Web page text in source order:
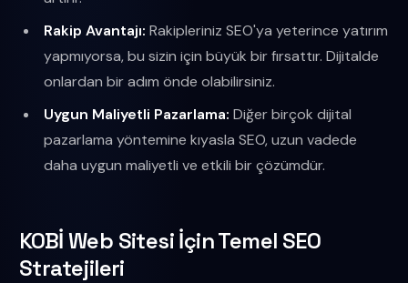
Rakip Avantajı: Rakipleriniz SEO'ya yeterince yatırım
yapmıyorsa, bu sizin için büyük bir fırsattır. Dijitalde
onlardan bir adım önde olabilirsiniz.
Uygun Maliyetli Pazarlama: Diğer birçok dijital
pazarlama yöntemine kıyasla SEO, uzun vadede
daha uygun maliyetli ve etkili bir çözümdür.
KOBİ Web Sitesi İçin Temel SEO
Stratejileri